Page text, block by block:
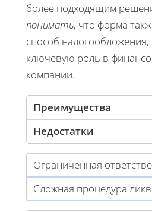
более подходящим
понимать, что форма
способ налогообложения,
ключевую роль в
компании.
Преимущества
Недостатки
Ограниченная
Сложная процедура